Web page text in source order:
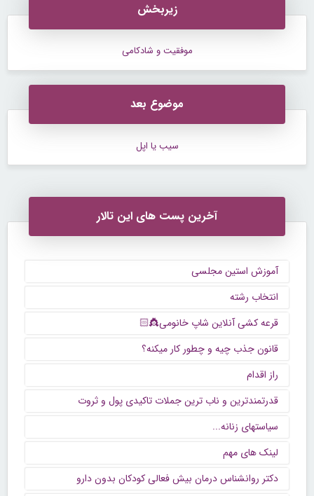
زیربخش
موفقیت و شادکامی
موضوع بعد
سیب یا اپل
آخرین پست های این تالار
آموزش استین مجلسی
انتخاب رشته
قرعه کشی آنلاین شاپ خانومی👸🏻
قانون جذب چیه و چطور کار میکنه؟
راز اقدام
قدرتمندترین و ناب ترین جملات تاکیدی پول و ثروت
سیاستهای زنانه...
لینک های مهم
دکتر روانشناس درمان بیش فعالی کودکان بدون دارو